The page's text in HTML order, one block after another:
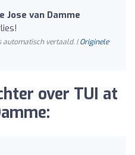
Jose van Damme
automatisch vertaald. |Originele
over TUI at